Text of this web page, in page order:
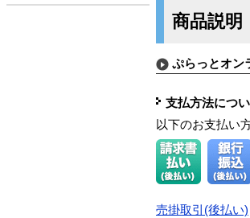
商品説明
ぷらっとオン
支払方法につ
以下のお支払い
売掛取引(後払い)